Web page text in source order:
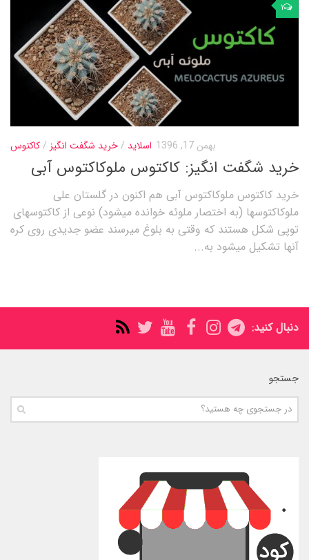
۱
اسلاید /خرید شگفت انگیز /کاکتوس بهمن 17, 1396
خرید شگفت انگیز: کاکتوس ملوکاکتوس آبی
خرید کاکتوس ملوکاکتوس آبی هم اکنون در گلستان علی
ملوکاکتوسها (به اختصار ملوئه خوانده میشود) نوعی از کاکتوسهای
توپی شکل هستند که وقتی به بلوغ میرسند عضو جدیدی روی کره
آنها تشکیل میشود به...
دنبال کنید:
جستجو